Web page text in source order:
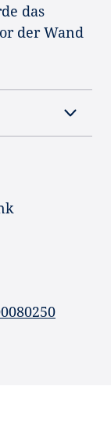
das
der Wand